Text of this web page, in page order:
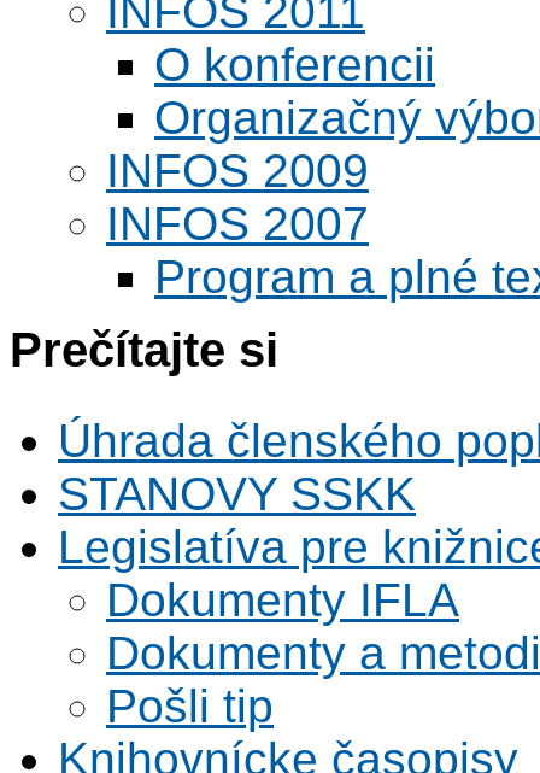
INFOS 2011
O konferencii
Organizačný
INFOS 2009
INFOS 2007
Program a plné
Prečítajte si
Úhrada členského
STANOVY SSKK
Legislatíva pre
Dokumenty IFLA
Dokumenty a
Pošli tip
Knihovnícke časopisy